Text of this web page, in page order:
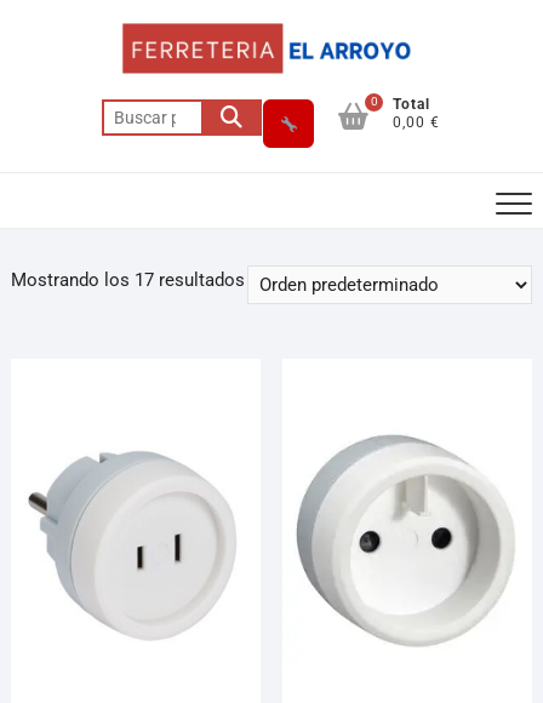
0
Total
0,00 €
Mostrando los 17 resultados
Llamar (cerrado) WhatsApp Cómo llegar